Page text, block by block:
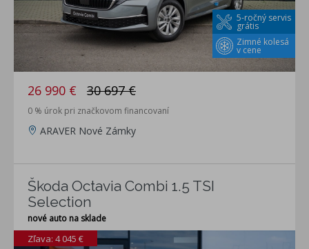
Zimné kolesá
v cene
5-ročný servis
grátis
26 990 € 30 697 €
0 % úrok pri značkovom financovaní
ARAVER Nové Zámky
Škoda Octavia Combi 1.5 TSI
Selection
nové auto na sklade
Zľava: 4 045 €